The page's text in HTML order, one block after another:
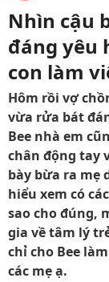
Nhìn cậu
đáng yêu
con làm
Hôm rồi vợ
vừa rửa bát
Bee nhà em
chân động tay
bày bừa ra mẹ
hiểu xem có
sao cho đúng,
gia về tâm lý
chỉ cho Bee
các mẹ ạ.